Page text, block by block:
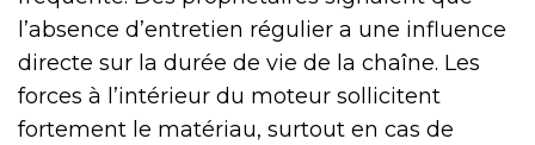
l’absence d’entretien régulier a une influence
directe sur la durée de vie de la chaîne. Les
forces à l’intérieur du moteur sollicitent
fortement le matériau, surtout en cas de